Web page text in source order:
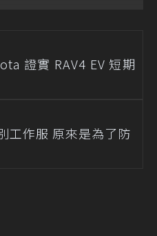
證實 RAV4 EV 短期
工作服 原來是為了防